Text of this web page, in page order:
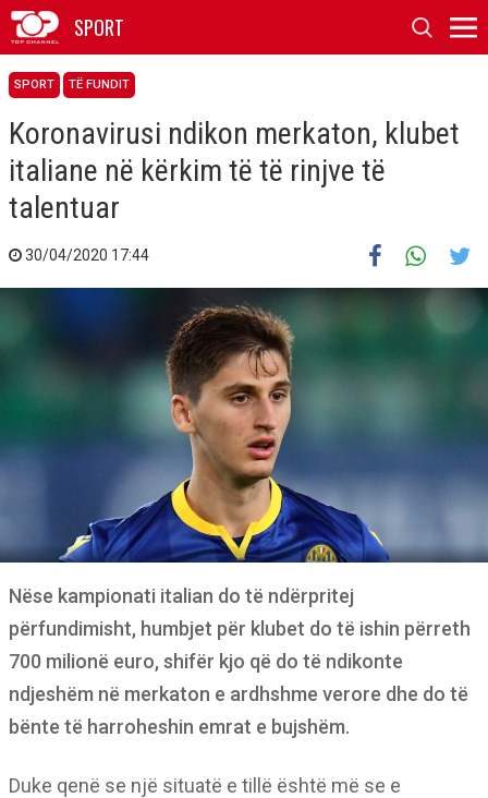
SPORT
SPORT TË FUNDIT
Koronavirusi ndikon merkaton, klubet
italiane në kërkim të të rinjve të
talentuar
30/04/2020 17:44
Nëse kampionati italian do të ndërpritej
përfundimisht, humbjet për klubet do të ishin përreth
700 milionë euro, shifër kjo që do të ndikonte
ndjeshëm në merkaton e ardhshme verore dhe do të
bënte të harroheshin emrat e bujshëm.
Duke qenë se një situatë e tillë është më se e